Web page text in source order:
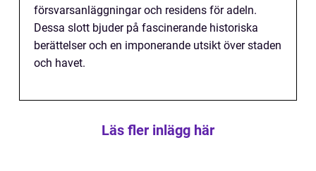
försvarsanläggningar och residens för adeln.
Dessa slott bjuder på fascinerande historiska
berättelser och en imponerande utsikt över staden
och havet.
Läs fler inlägg här